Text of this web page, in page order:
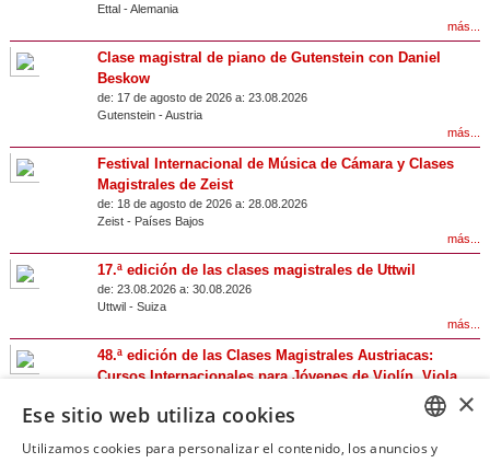
Ettal-Alemania
más...
Clase magistral de piano de Gutenstein con Daniel
Beskow
de: 17 de agosto de 2026 a: 23.08.2026
Gutenstein-Austria
más...
Festival Internacional de Música de Cámara y Clases
Magistrales de Zeist
de: 18 de agosto de 2026 a: 28.08.2026
Zeist- Países Bajos
más...
17.ª edición de las clases magistrales de Uttwil
de: 23.08.2026 a: 30.08.2026
Uttwil- Suiza
más...
48.ª edición de las Clases Magistrales Austriacas:
Cursos Internacionales para Jóvenes de Violín, Viola,
Violonchelo, Piano y Flauta en el Castillo de Zell an der
Pram
Zell an der Pram-Austria
×
Ese sitio web utiliza cookies
Utilizamos cookies para personalizar el contenido, los anuncios y